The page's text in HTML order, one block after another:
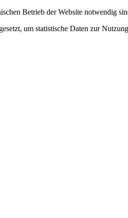
Betrieb der Website notwendig
um statistische Daten zur